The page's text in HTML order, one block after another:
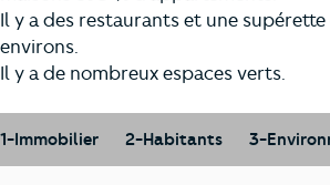
Il y a des restaurants et une supérette
environs.
Il y a de nombreux espaces verts.
1-Immobilier 2-Habitants 3-